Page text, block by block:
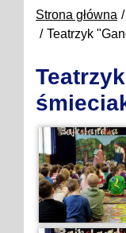
Strona główna
Teatrzyk